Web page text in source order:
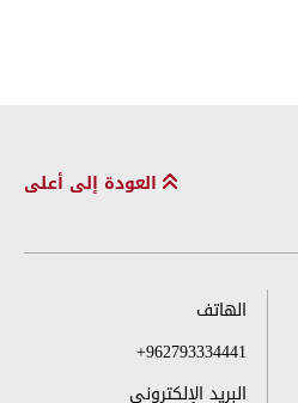
العودة إلى أعلى
الهاتف
+962793334441
البريد الإلكتروني